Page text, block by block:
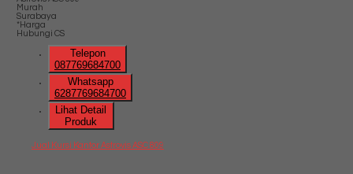
*Harga
Hubungi CS
Telepon
087769684700
Whatsapp
6287769684700
Lihat Detail
Produk
Jual Kursi Kantor Astrovis ASC 809